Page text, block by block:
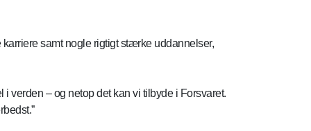
samt nogle rigtigt stærke uddannelser,
verden – og netop det kan vi tilbyde i Forsvaret.